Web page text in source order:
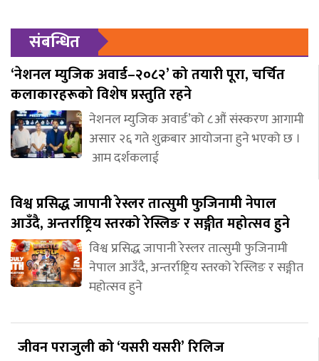
संबन्धित
‘नेशनल म्युजिक अवार्ड–२०८२’ को तयारी पूरा, चर्चित
कलाकारहरूको विशेष प्रस्तुति रहने
नेशनल म्युजिक अवार्ड’को ८औं संस्करण आगामी
असार २६ गते शुक्रबार आयोजना हुने भएको छ ।
आम दर्शकलाई
विश्व प्रसिद्ध जापानी रेस्लर तात्सुमी फुजिनामी नेपाल
आउँदै, अन्तर्राष्ट्रिय स्तरको रेस्लिङ र सङ्गीत महोत्सव हुने
विश्व प्रसिद्ध जापानी रेस्लर तात्सुमी फुजिनामी
नेपाल आउँदै, अन्तर्राष्ट्रिय स्तरको रेस्लिङ र सङ्गीत
महोत्सव हुने
जीवन पराजुली को ‘यसरी यसरी’ रिलिज